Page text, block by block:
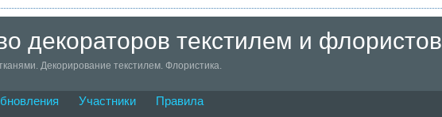
декораторов текстилем и флористов
Декорирование текстилем. Флористика.
Участники Правила